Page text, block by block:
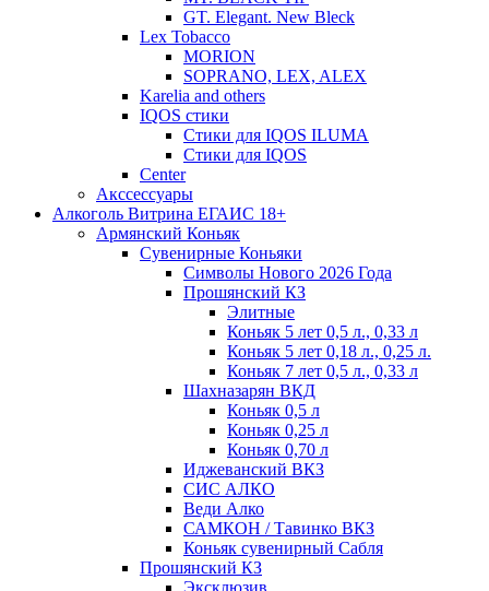
GT. Elegant. New Bleck
Lex Tobacco
MORION
SOPRANO, LEX, ALEX
Karelia and others
IQOS стики
Стики для IQOS ILUMA
Стики для IQOS
Сenter
Акссессуары
Алкоголь Витрина ЕГАИС 18+
Армянский Коньяк
Сувенирные Коньяки
Символы Нового 2026 Года
Прошянский КЗ
Элитные
Коньяк 5 лет 0,5 л., 0,33 л
Коньяк 5 лет 0,18 л., 0,25 л.
Коньяк 7 лет 0,5 л., 0,33 л
Шахназарян ВКД
Коньяк 0,5 л
Коньяк 0,25 л
Коньяк 0,70 л
Иджеванский ВКЗ
СИС АЛКО
Веди Алко
САМКОН / Тавинко ВКЗ
Коньяк сувенирный Сабля
Прошянский КЗ
Эксклюзив